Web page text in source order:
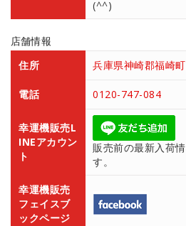
(^^)
店舗情報
住所
兵庫県神崎郡福崎
電話 0120-747-084
幸運機販売L
INEアカウン
ト
販売前の最新入荷
す。
幸運機販売
フェイスブ
ックページ